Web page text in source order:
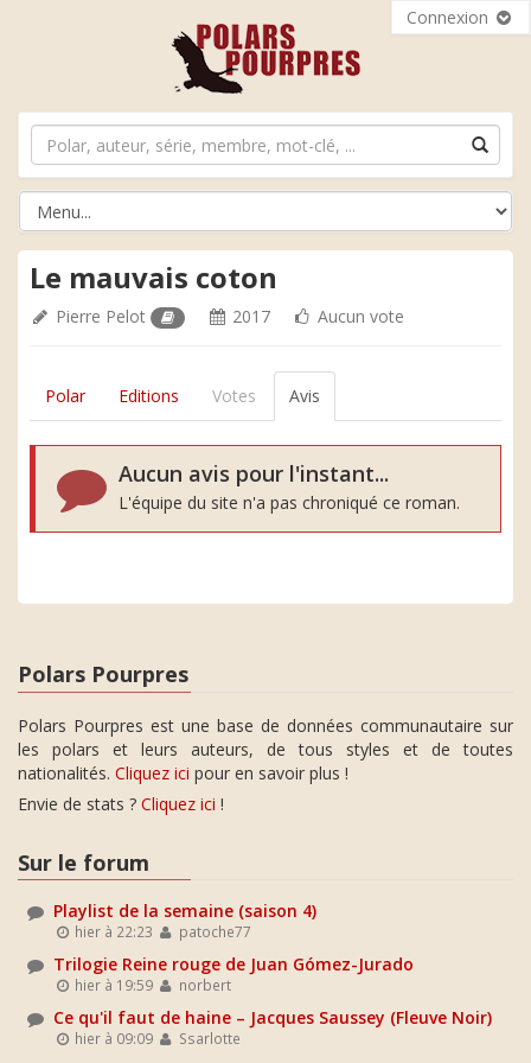
Connexion
Le mauvais coton
Pierre Pelot 2017 Aucun vote
Polar Editions Votes Avis
Aucun avis pour l'instant...
L'équipe du site n'a pas chroniqué ce roman.
Polars Pourpres
Polars Pourpres est une base de données communautaire sur
les polars et leurs auteurs, de tous styles et de toutes
nationalités. Cliquez ici pour en savoir plus !
Envie de stats ? Cliquez ici !
Sur le forum
Playlist de la semaine (saison 4)
hier à 22:23 patoche77
Trilogie Reine rouge de Juan Gómez-Jurado
hier à 19:59 norbert
Ce qu'il faut de haine – Jacques Saussey (Fleuve Noir)
hier à 09:09 Ssarlotte